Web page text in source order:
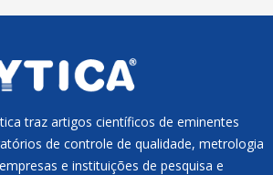
traz artigos científicos de eminentes
de controle de qualidade, metrologia
e instituições de pesquisa e